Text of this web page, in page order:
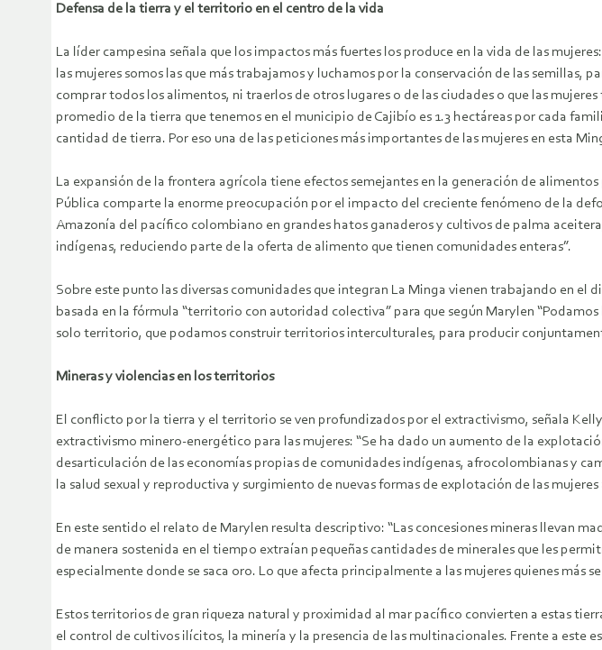
Defensa de la tierra y el territorio en el centro de la vida
La líder campesina señala que los impactos más fuertes los produce en la vida de las
las mujeres somos las que más trabajamos y luchamos por la conservación de las semillas,
comprar todos los alimentos, ni traerlos de otros lugares o de las ciudades o que las
promedio de la tierra que tenemos en el municipio de Cajibío es 1.3 hectáreas por cada
cantidad de tierra. Por eso una de las peticiones más importantes de las mujeres en esta
La expansión de la frontera agrícola tiene efectos semejantes en la generación de
Pública comparte la enorme preocupación por el impacto del creciente fenómeno de la
Amazonía del pacífico colombiano en grandes hatos ganaderos y cultivos de palma
indígenas, reduciendo parte de la oferta de alimento que tienen comunidades enteras”.
Sobre este punto las diversas comunidades que integran La Minga vienen trabajando en
basada en la fórmula “territorio con autoridad colectiva” para que según Marylen
solo territorio, que podamos construir territorios interculturales, para producir
Mineras y violencias en los territorios
El conflicto por la tierra y el territorio se ven profundizados por el extractivismo, señala
extractivismo minero-energético para las mujeres: “Se ha dado un aumento de la
desarticulación de las economías propias de comunidades indígenas, afrocolombianas y
la salud sexual y reproductiva y surgimiento de nuevas formas de explotación de las
En este sentido el relato de Marylen resulta descriptivo: “Las concesiones mineras llevan
de manera sostenida en el tiempo extraían pequeñas cantidades de minerales que les
especialmente donde se saca oro. Lo que afecta principalmente a las mujeres quienes más
Estos territorios de gran riqueza natural y proximidad al mar pacífico convierten a estas
el control de cultivos ilícitos, la minería y la presencia de las multinacionales. Frente a este